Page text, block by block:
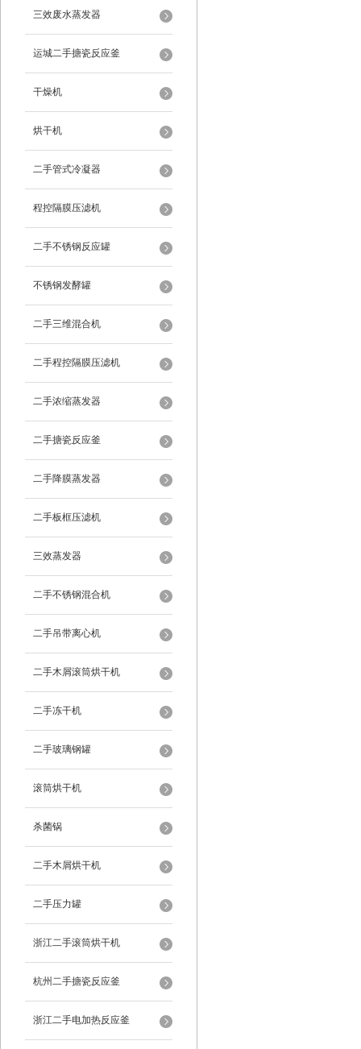
三效废水蒸发器
运城二手搪瓷反应釜
干燥机
烘干机
二手管式冷凝器
程控隔膜压滤机
二手不锈钢反应罐
不锈钢发酵罐
二手三维混合机
二手程控隔膜压滤机
二手浓缩蒸发器
二手搪瓷反应釜
二手降膜蒸发器
二手板框压滤机
三效蒸发器
二手不锈钢混合机
二手吊带离心机
二手木屑滚筒烘干机
二手冻干机
二手玻璃钢罐
滚筒烘干机
杀菌锅
二手木屑烘干机
二手压力罐
浙江二手滚筒烘干机
杭州二手搪瓷反应釜
浙江二手电加热反应釜